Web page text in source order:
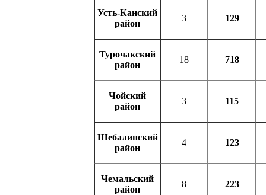
Усть-Канский
район
3 129
Турочакский
район
18 718
Чойский
район
3 115
Шебалинский
район
4 123
Чемальский
район
8 223